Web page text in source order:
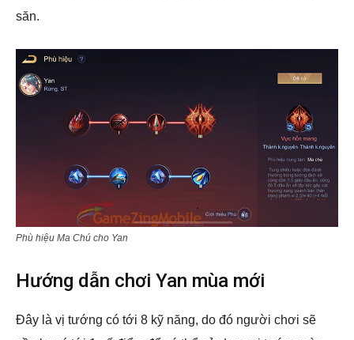
săn.
Phù hiệu Ma Chú cho Yan
Hướng dẫn chơi Yan mùa mới
Đây là vị tướng có tới 8 kỹ năng, do đó người chơi sẽ